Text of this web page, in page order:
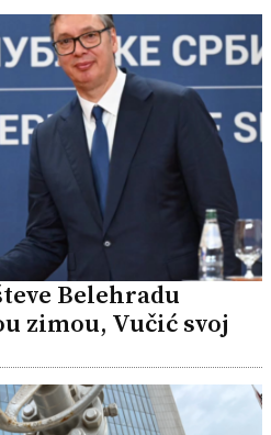
Belehradu
zimou, Vučić svoj